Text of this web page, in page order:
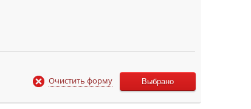
Очистить форму Выбрано